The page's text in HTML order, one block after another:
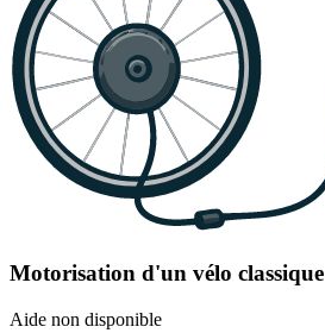
Motorisation d'un vélo classique
Aide non disponible